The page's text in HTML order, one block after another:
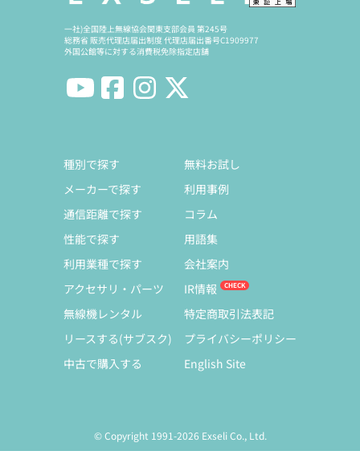
一社)全国陸上無線協会関東支部会員 第245号
総務省 販売代理店届出制度 代理店届出番号C1909977
外国公館等に対する消費税免除指定店舗
種別で探す
メーカーで探す
通信距離で探す
性能で探す
利用業種で探す
アクセサリ・パーツ
無線機レンタル
リースする(サブスク)
中古で購入する
無料お試し
利用事例
コラム
用語集
会社案内
IR情報
特定商取引法表記
プライバシーポリシー
English Site
© Copyright 1991-2026 Exseli Co., Ltd.